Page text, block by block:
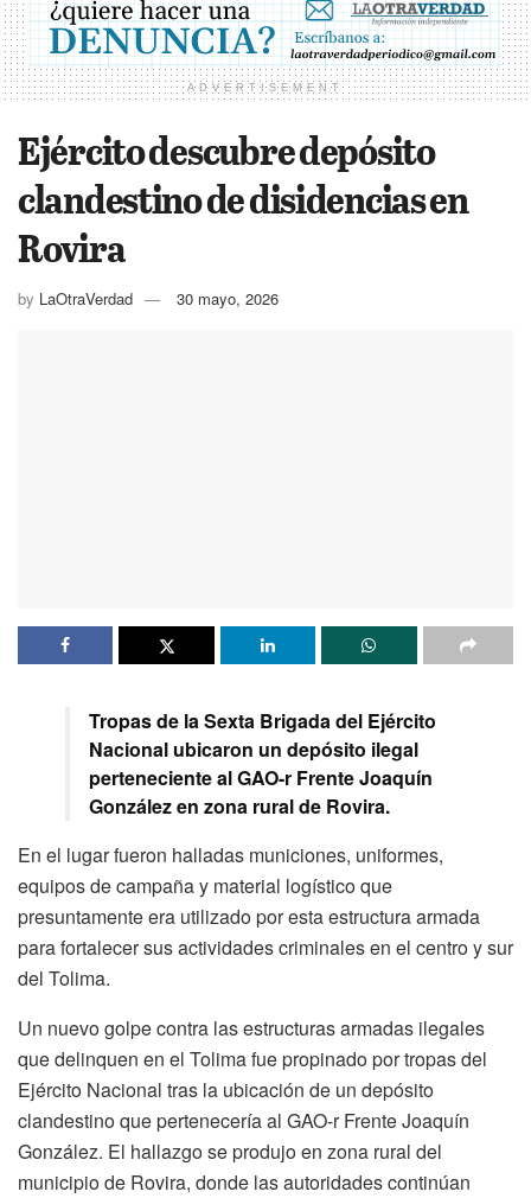
ADVERTISEMENT
Ejército descubre depósito
clandestino de disidencias en
Rovira
by LaOtraVerdad 30 mayo, 2026
Tropas de la Sexta Brigada del Ejército
Nacional ubicaron un depósito ilegal
perteneciente al GAO-r Frente Joaquín
González en zona rural de Rovira.
En el lugar fueron halladas municiones, uniformes,
equipos de campaña y material logístico que
presuntamente era utilizado por esta estructura armada
para fortalecer sus actividades criminales en el centro y sur
del Tolima.
Un nuevo golpe contra las estructuras armadas ilegales
que delinquen en el Tolima fue propinado por tropas del
Ejército Nacional tras la ubicación de un depósito
clandestino que pertenecería al GAO-r Frente Joaquín
González. El hallazgo se produjo en zona rural del
municipio de Rovira, donde las autoridades continúan